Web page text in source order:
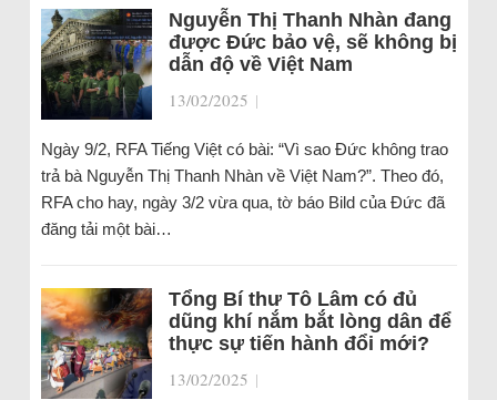
Nguyễn Thị Thanh Nhàn đang
được Đức bảo vệ, sẽ không bị
dẫn độ về Việt Nam
13/02/2025 |
Ngày 9/2, RFA Tiếng Việt có bài: “Vì sao Đức không trao
trả bà Nguyễn Thị Thanh Nhàn về Việt Nam?”. Theo đó,
RFA cho hay, ngày 3/2 vừa qua, tờ báo Bild của Đức đã
đăng tải một bài…
Tổng Bí thư Tô Lâm có đủ
dũng khí nắm bắt lòng dân để
thực sự tiến hành đổi mới?
13/02/2025 |